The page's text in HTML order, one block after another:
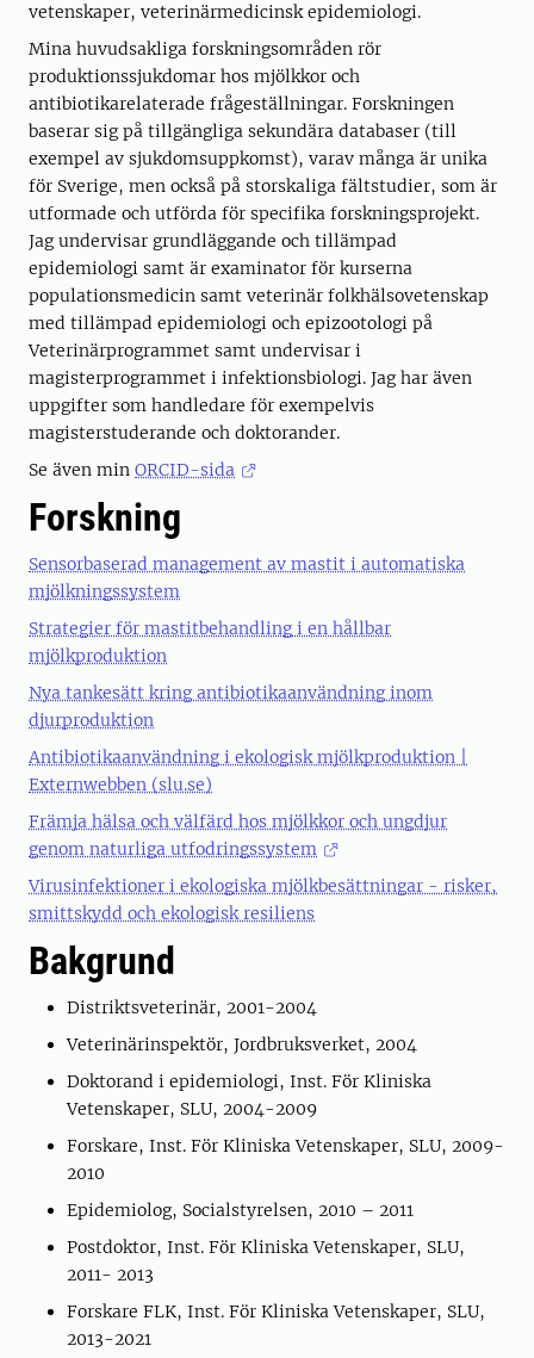
vetenskaper, veterinärmedicinsk epidemiologi.
Mina huvudsakliga forskningsområden rör
produktionssjukdomar hos mjölkkor och
antibiotikarelaterade frågeställningar. Forskningen
baserar sig på tillgängliga sekundära databaser (till
exempel av sjukdomsuppkomst), varav många är unika
för Sverige, men också på storskaliga fältstudier, som är
utformade och utförda för specifika forskningsprojekt.
Jag undervisar grundläggande och tillämpad
epidemiologi samt är examinator för kurserna
populationsmedicin samt veterinär folkhälsovetenskap
med tillämpad epidemiologi och epizootologi på
Veterinärprogrammet samt undervisar i
magisterprogrammet i infektionsbiologi. Jag har även
uppgifter som handledare för exempelvis
magisterstuderande och doktorander.
Se även min ORCID-sida
Forskning
Sensorbaserad management av mastit i automatiska
mjölkningssystem
Strategier för mastitbehandling i en hållbar
mjölkproduktion
Nya tankesätt kring antibiotikaanvändning inom
djurproduktion
Antibiotikaanvändning i ekologisk mjölkproduktion |
Externwebben (slu.se)
Främja hälsa och välfärd hos mjölkkor och ungdjur
genom naturliga utfodringssystem
Virusinfektioner i ekologiska mjölkbesättningar - risker,
smittskydd och ekologisk resiliens
Bakgrund
Distriktsveterinär, 2001-2004
Veterinärinspektör, Jordbruksverket, 2004
Doktorand i epidemiologi, Inst. För Kliniska
Vetenskaper, SLU, 2004-2009
Forskare, Inst. För Kliniska Vetenskaper, SLU, 2009-
2010
Epidemiolog, Socialstyrelsen, 2010 – 2011
Postdoktor, Inst. För Kliniska Vetenskaper, SLU,
2011- 2013
Forskare FLK, Inst. För Kliniska Vetenskaper, SLU,
2013-2021